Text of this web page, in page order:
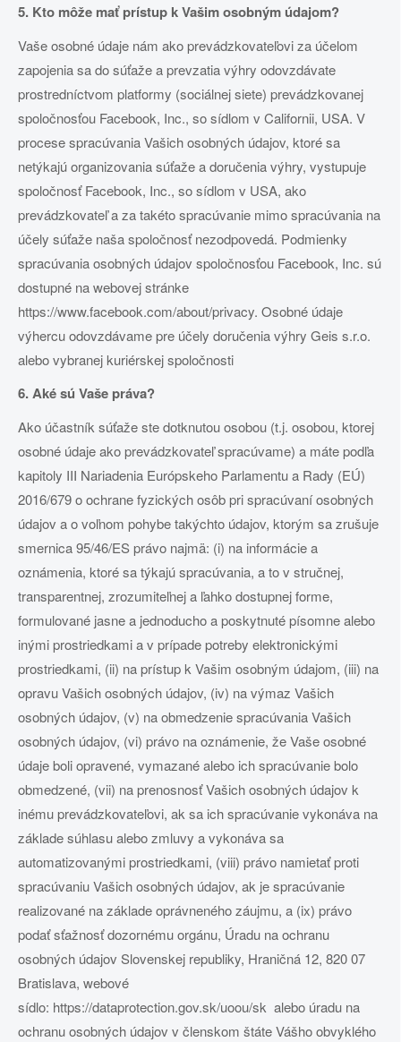
5. Kto môže mať prístup k Vašim osobným údajom?
Vaše osobné údaje nám ako prevádzkovateľovi za účelom
zapojenia sa do súťaže a prevzatia výhry odovzdávate
prostredníctvom platformy (sociálnej siete) prevádzkovanej
spoločnosťou Facebook, Inc., so sídlom v Californii, USA. V
procese spracúvania Vašich osobných údajov, ktoré sa
netýkajú organizovania súťaže a doručenia výhry, vystupuje
spoločnosť Facebook, Inc., so sídlom v USA, ako
prevádzkovateľ a za takéto spracúvanie mimo spracúvania na
účely súťaže naša spoločnosť nezodpovedá. Podmienky
spracúvania osobných údajov spoločnosťou Facebook, Inc. sú
dostupné na webovej stránke
https://www.facebook.com/about/privacy. Osobné údaje
výhercu odovzdávame pre účely doručenia výhry Geis s.r.o.
alebo vybranej kuriérskej spoločnosti
6. Aké sú Vaše práva?
Ako účastník súťaže ste dotknutou osobou (t.j. osobou, ktorej
osobné údaje ako prevádzkovateľ spracúvame) a máte podľa
kapitoly III Nariadenia Európskeho Parlamentu a Rady (EÚ)
2016/679 o ochrane fyzických osôb pri spracúvaní osobných
údajov a o voľnom pohybe takýchto údajov, ktorým sa zrušuje
smernica 95/46/ES právo najmä: (i) na informácie a
oznámenia, ktoré sa týkajú spracúvania, a to v stručnej,
transparentnej, zrozumiteľnej a ľahko dostupnej forme,
formulované jasne a jednoducho a poskytnuté písomne alebo
inými prostriedkami a v prípade potreby elektronickými
prostriedkami, (ii) na prístup k Vašim osobným údajom, (iii) na
opravu Vašich osobných údajov, (iv) na výmaz Vašich
osobných údajov, (v) na obmedzenie spracúvania Vašich
osobných údajov, (vi) právo na oznámenie, že Vaše osobné
údaje boli opravené, vymazané alebo ich spracúvanie bolo
obmedzené, (vii) na prenosnosť Vašich osobných údajov k
inému prevádzkovateľovi, ak sa ich spracúvanie vykonáva na
základe súhlasu alebo zmluvy a vykonáva sa
automatizovanými prostriedkami, (viii) právo namietať proti
spracúvaniu Vašich osobných údajov, ak je spracúvanie
realizované na základe oprávneného záujmu, a (ix) právo
podať sťažnosť dozornému orgánu, Úradu na ochranu
osobných údajov Slovenskej republiky, Hraničná 12, 820 07
Bratislava, webové
sídlo: https://dataprotection.gov.sk/uoou/sk alebo úradu na
ochranu osobných údajov v členskom štáte Vášho obvyklého